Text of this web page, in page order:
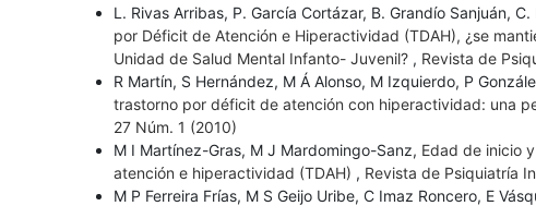
L. Rivas Arribas, P. García Cortázar, B. Grandío Sanjuán,
por Déficit de Atención e Hiperactividad (TDAH), ¿se
Unidad de Salud Mental Infanto- Juvenil? , Revista de
R Martín, S Hernández, M Á Alonso, M Izquierdo, P
trastorno por déficit de atención con hiperactividad: una
27 Núm. 1 (2010)
M I Martínez-Gras, M J Mardomingo-Sanz, Edad de inicio
atención e hiperac­tividad (TDAH) , Revista de Psiquiatría
M P Ferreira Frías, M S Geijo Uribe, C Imaz Roncero, E